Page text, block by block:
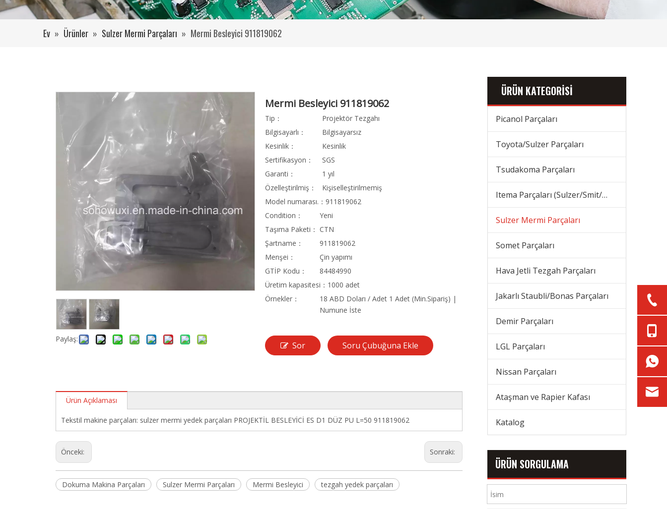
Ev » Ürünler » Sulzer Mermi Parçaları » Mermi Besleyici 911819062
Paylaş:
Mermi Besleyici 911819062
Tip：
Projektör Tezgahı
Bilgisayarlı：
Bilgisayarsız
Kesinlik：
Kesinlik
Sertifikasyon：
SGS
Garanti：
1 yıl
Özelleştirilmiş：
Kişiselleştirilmemiş
Model numarası.： 911819062
Condition：
Yeni
Taşıma Paketi： CTN
Şartname：
911819062
Menşei：
Çin yapımı
GTİP Kodu：
84484990
Üretim kapasitesi： 1000 adet
Örnekler：
18 ABD Doları / Adet 1 Adet (Min.Sipariş) |
Numune İste
Sor Soru Çubuğuna Ekle
Ürün Açıklaması
Tekstil makine parçaları: sulzer mermi yedek parçaları PROJEKTİL BESLEYİCİ ES D1 DÜZ PU L=50 911819062
Önceki: Sonraki:
Dokuma Makina Parçaları Sulzer Mermi Parçaları Mermi Besleyici tezgah yedek parçaları
ÜRÜN KATEGORİSİ
Picanol Parçaları
Toyota/Sulzer Parçaları
Tsudakoma Parçaları
Itema Parçaları (Sulzer/Smit/Vamatex) Parçaları
Sulzer Mermi Parçaları
Somet Parçaları
Hava Jetli Tezgah Parçaları
Jakarlı Staubli/Bonas Parçaları
Demir Parçaları
LGL Parçaları
Nissan Parçaları
Ataşman ve Rapier Kafası
Katalog
ÜRÜN SORGULAMA